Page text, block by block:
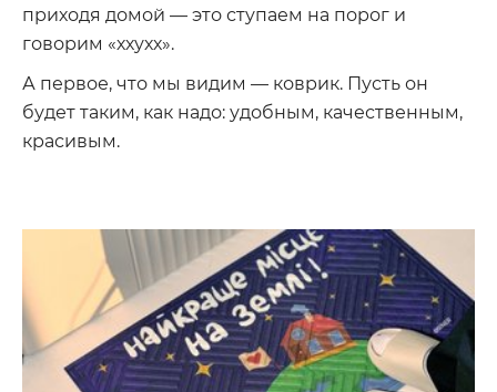
приходя домой — это ступаем на порог и
говорим «ххухх».
А первое, что мы видим — коврик. Пусть он
будет таким, как надо: удобным, качественным,
красивым.